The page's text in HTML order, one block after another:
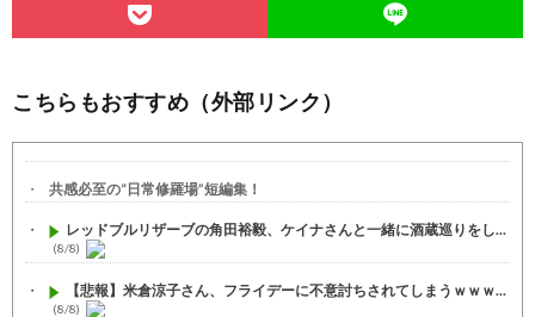
こちらもおすすめ（外部リンク）
共感必至の“日常修羅場”短編集！
レッドブルリザーブの角田裕毅、ケイナさんと一緒に酒蔵巡りをし...
(8/8)
【悲報】米倉涼子さん、フライデーに不意討ちされてしまうｗｗｗ...
(8/8)